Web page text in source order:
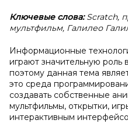
Ключевые слова:Scratch,
мультфильм, Галилео
Информационные
играют значительную роль
поэтому данная тема
это среда
создавать собственные
мультфильмы, открытки,
интерактивным